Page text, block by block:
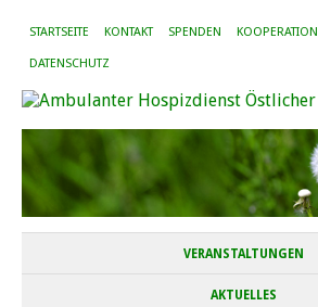
STARTSEITE KONTAKT SPENDEN KOOPERATION
DATENSCHUTZ
VERANSTALTUNGEN
AKTUELLES